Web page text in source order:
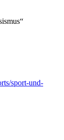
sport-und-